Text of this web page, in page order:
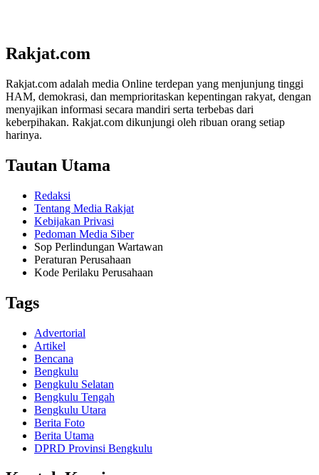
Rakjat.com
Rakjat.com adalah media Online terdepan yang menjunjung tinggi
HAM, demokrasi, dan memprioritaskan kepentingan rakyat, dengan
menyajikan informasi secara mandiri serta terbebas dari
keberpihakan. Rakjat.com dikunjungi oleh ribuan orang setiap
harinya.
Tautan Utama
Redaksi
Tentang Media Rakjat
Kebijakan Privasi
Pedoman Media Siber
Sop Perlindungan Wartawan
Peraturan Perusahaan
Kode Perilaku Perusahaan
Tags
Advertorial
Artikel
Bencana
Bengkulu
Bengkulu Selatan
Bengkulu Tengah
Bengkulu Utara
Berita Foto
Berita Utama
DPRD Provinsi Bengkulu